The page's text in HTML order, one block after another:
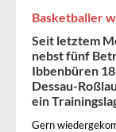
Basketballer
Seit letztem
nebst fünf
Ibbenbüren
Dessau-
ein
Gern